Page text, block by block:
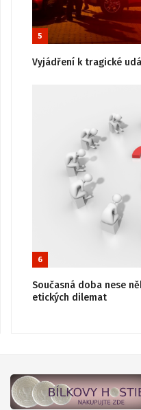
5
Vyjádření k tragické
6
Současná doba nese
etických dilemat